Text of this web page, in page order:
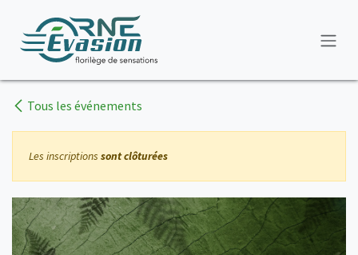
Tous les événements
Les inscriptions sont clôturées